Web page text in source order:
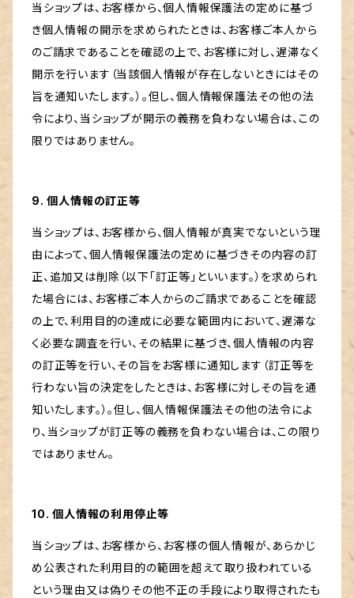
当ショップは、お客様から、個人情報保護法の定めに基づ
き個人情報の開示を求められたときは、お客様ご本人から
のご請求であることを確認の上で、お客様に対し、遅滞なく
開示を行います（当該個人情報が存在しないときにはその
旨を通知いたします。）。但し、個人情報保護法その他の法
令により、当ショップが開示の義務を負わない場合は、この
限りではありません。
9. 個人情報の訂正等
当ショップは、お客様から、個人情報が真実でないという理
由によって、個人情報保護法の定めに基づきその内容の訂
正、追加又は削除（以下「訂正等」といいます。）を求められ
た場合には、お客様ご本人からのご請求であることを確認
の上で、利用目的の達成に必要な範囲内において、遅滞な
く必要な調査を行い、その結果に基づき、個人情報の内容
の訂正等を行い、その旨をお客様に通知します（訂正等を
行わない旨の決定をしたときは、お客様に対しその旨を通
知いたします。）。但し、個人情報保護法その他の法令によ
り、当ショップが訂正等の義務を負わない場合は、この限り
ではありません。
10. 個人情報の利用停止等
当ショップは、お客様から、お客様の個人情報が、あらかじ
め公表された利用目的の範囲を超えて取り扱われている
という理由又は偽りその他不正の手段により取得されたも